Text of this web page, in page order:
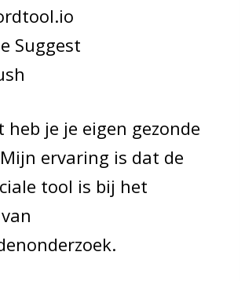
Suggest
heb je je eigen gezonde
ervaring is dat de
tool is bij het